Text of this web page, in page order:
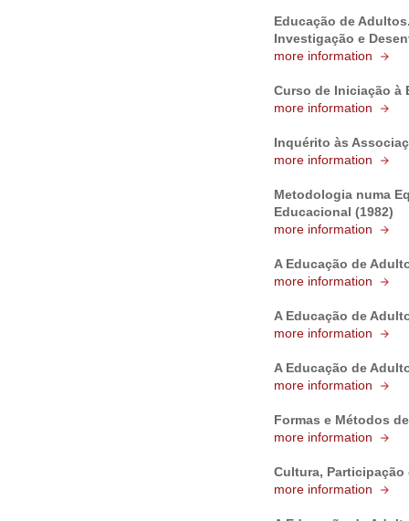
Educação de
Investigação e
more information
Curso de Iniciação à
more information
Inquérito às
more information
Metodologia numa
Educacional (1982)
more information
A Educação de
more information
A Educação de
more information
A Educação de
more information
Formas e Métodos
more information
Cultura, Participação
more information